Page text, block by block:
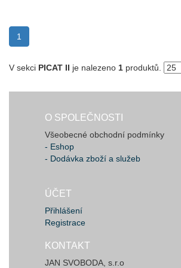
1
V sekci PICAT II je nalezeno 1 produktů.
O SPOLEČNOSTI
Všeobecné obchodní podmínky
- Eshop
- Dodávka zboží a služeb
ÚČET
Přihlášení
Registrace
KONTAKT
JAN SVOBODA, s.r.o